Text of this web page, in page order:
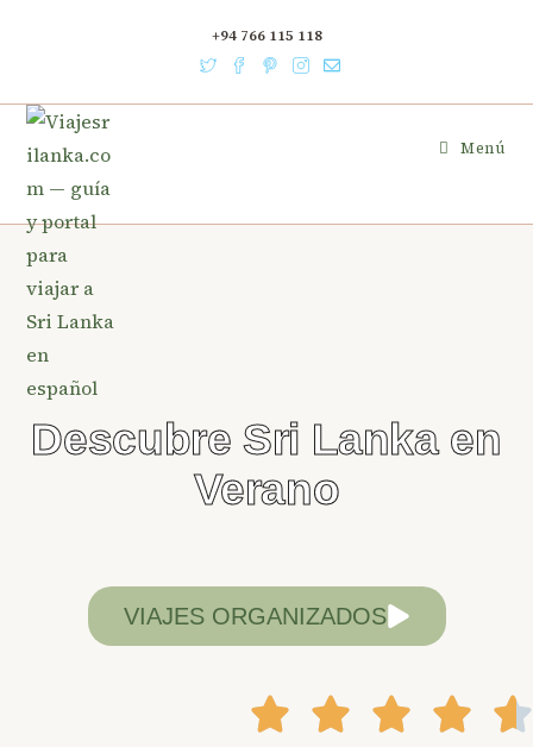
+94 766 115 118
Menú
Descubre Sri Lanka en
Verano
VIAJES ORGANIZADOS